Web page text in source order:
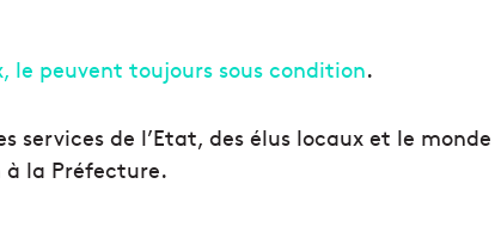
le peuvent toujours sous condition.
services de l’Etat, des élus locaux et le
à la Préfecture.